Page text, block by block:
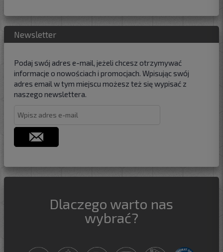
Newsletter
Podaj swój adres e-mail, jeżeli chcesz otrzymywać
informacje o nowościach i promocjach. Wpisując swój
adres email w tym miejscu możesz też się wypisać z
naszego newslettera.
Dlaczego warto nas
wybrać?